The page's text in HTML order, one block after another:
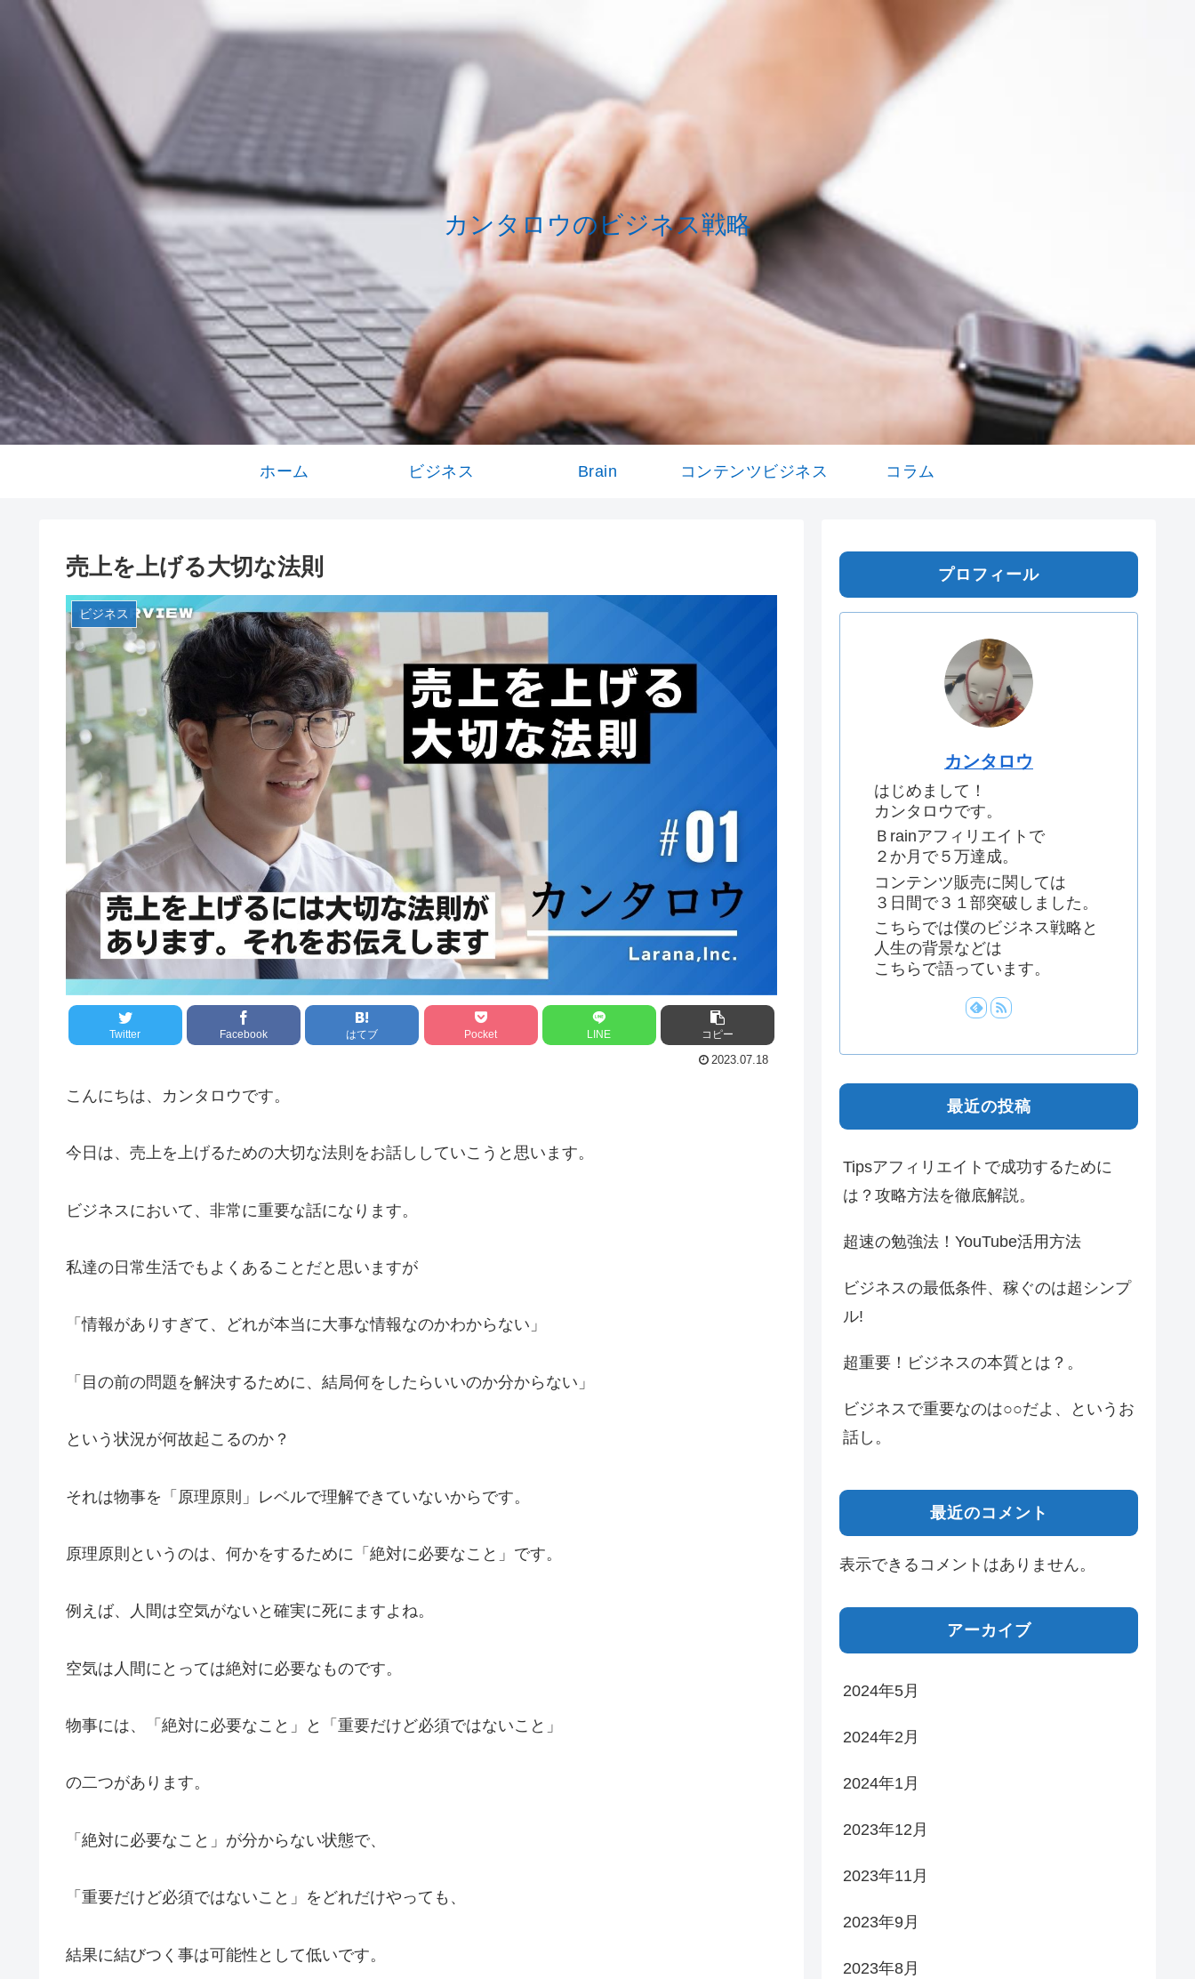
カンタロウのビジネス戦略
ホーム ビジネス Brain コンテンツビジネス コラム
売上を上げる大切な法則
ビジネス
Twitter Facebook はてブ Pocket LINE コピー
2023.07.18
こんにちは、カンタロウです。
今日は、売上を上げるための大切な法則をお話ししていこうと思います。
ビジネスにおいて、非常に重要な話になります。
私達の日常生活でもよくあることだと思いますが
「情報がありすぎて、どれが本当に大事な情報なのかわからない」
「目の前の問題を解決するために、結局何をしたらいいのか分からない」
という状況が何故起こるのか？
それは物事を「原理原則」レベルで理解できていないからです。
原理原則というのは、何かをするために「絶対に必要なこと」です。
例えば、人間は空気がないと確実に死にますよね。
空気は人間にとっては絶対に必要なものです。
物事には、「絶対に必要なこと」と「重要だけど必須ではないこと」
の二つがあります。
「絶対に必要なこと」が分からない状態で、
「重要だけど必須ではないこと」をどれだけやっても、
結果に結びつく事は可能性として低いです。
プロフィール
カンタロウ
はじめまして！
カンタロウです。
Ｂrainアフィリエイトで
２か月で５万達成。
コンテンツ販売に関しては
３日間で３１部突破しました。
こちらでは僕のビジネス戦略と
人生の背景などは
こちらで語っています。
最近の投稿
Tipsアフィリエイトで成功するために
は？攻略方法を徹底解説。
超速の勉強法！YouTube活用方法
ビジネスの最低条件、稼ぐのは超シンプ
ル!
超重要！ビジネスの本質とは？。
ビジネスで重要なのは○○だよ、というお
話し。
最近のコメント
表示できるコメントはありません。
アーカイブ
2024年5月
2024年2月
2024年1月
2023年12月
2023年11月
2023年9月
2023年8月